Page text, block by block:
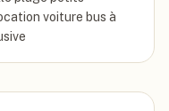
voiture bus à